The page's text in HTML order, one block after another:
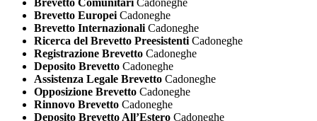
Brevetto Comunitari Cadoneghe
Brevetto Europei Cadoneghe
Brevetto Internazionali Cadoneghe
Ricerca del Brevetto Preesistenti Cadoneghe
Registrazione Brevetto Cadoneghe
Deposito Brevetto Cadoneghe
Assistenza Legale Brevetto Cadoneghe
Opposizione Brevetto Cadoneghe
Rinnovo Brevetto Cadoneghe
Deposito Brevetto All’Estero Cadoneghe